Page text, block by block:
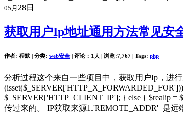
05月 28日
获取用户Ip地址通用方法常见安
作者: 程默 | 分类: web安全 | 评论：1人 | 浏览:7,767 | Tags: php
分析过程这个来自一些项目中，获取用户Ip，进
$_SERVER['HTTP_CLIENT_IP']; } else { $realip
传过来的。 IP获取来源1.'REMOTE_ADDR' 是